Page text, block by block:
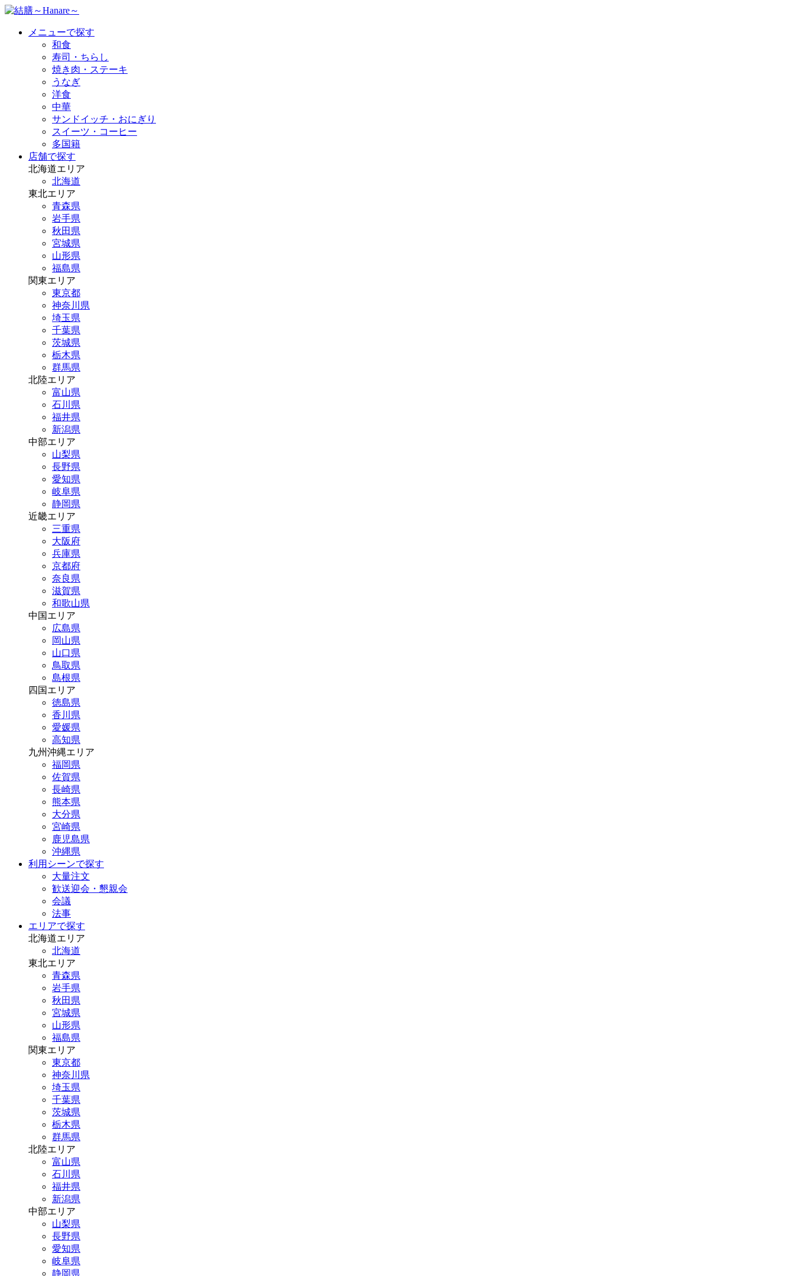
メニューで探す
和食
寿司・ちらし
焼き肉・ステーキ
うなぎ
洋食
中華
サンドイッチ・おにぎり
スイーツ・コーヒー
多国籍
店舗で探す
北海道エリア
北海道
東北エリア
青森県
岩手県
秋田県
宮城県
山形県
福島県
関東エリア
東京都
神奈川県
埼玉県
千葉県
茨城県
栃木県
群馬県
北陸エリア
富山県
石川県
福井県
新潟県
中部エリア
山梨県
長野県
愛知県
岐阜県
静岡県
近畿エリア
三重県
大阪府
兵庫県
京都府
奈良県
滋賀県
和歌山県
中国エリア
広島県
岡山県
山口県
鳥取県
島根県
四国エリア
徳島県
香川県
愛媛県
高知県
九州沖縄エリア
福岡県
佐賀県
長崎県
熊本県
大分県
宮崎県
鹿児島県
沖縄県
利用シーンで探す
大量注文
歓送迎会・懇親会
会議
法事
エリアで探す
北海道エリア
北海道
東北エリア
青森県
岩手県
秋田県
宮城県
山形県
福島県
関東エリア
東京都
神奈川県
埼玉県
千葉県
茨城県
栃木県
群馬県
北陸エリア
富山県
石川県
福井県
新潟県
中部エリア
山梨県
長野県
愛知県
岐阜県
静岡県